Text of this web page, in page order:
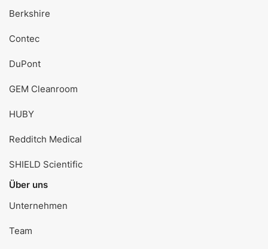
Berkshire
Contec
DuPont
GEM Cleanroom
HUBY
Redditch Medical
SHIELD Scientific
Über uns
Unternehmen
Team